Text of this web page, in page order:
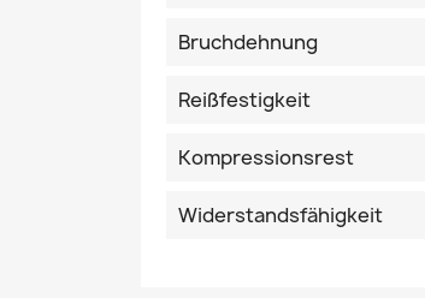
Bruchdehnung
Reißfestigkeit
Kompressionsrest
Widerstandsfähigkeit